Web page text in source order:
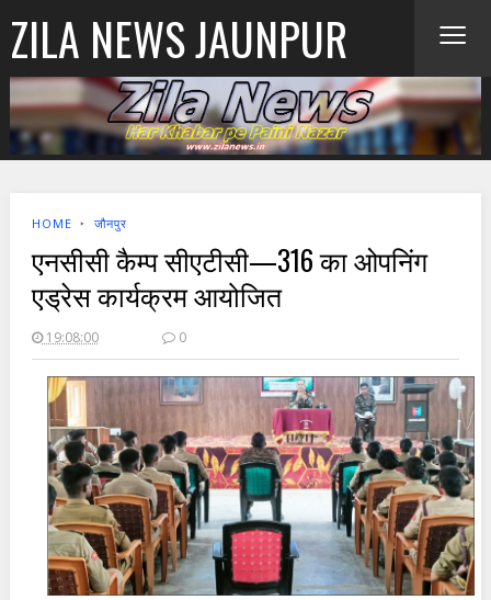
ZILA NEWS JAUNPUR ≡
HOME ‣ जौनपुर
एनसीसी कैम्प सीएटीसी—316 का ओपनिंग
एड्रेस कार्यक्रम आयोजित
19:08:00 0